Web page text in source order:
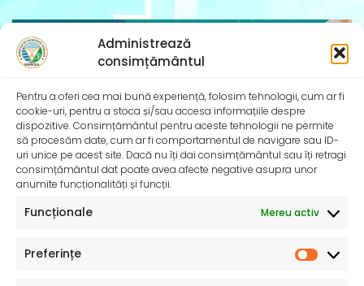
Administrează
consimțământul
Pentru a oferi cea mai bună experiență, folosim tehnologii, cum ar fi
cookie-uri, pentru a stoca și/sau accesa informațiile despre
dispozitive. Consimțământul pentru aceste tehnologii ne permite
să procesăm date, cum ar fi comportamentul de navigare sau ID-
uri unice pe acest site. Dacă nu îți dai consimțământul sau îți retragi
consimțământul dat poate avea afecte negative asupra unor
anumite funcționalități și funcții.
Funcționale Mereu activ
Preferințe
Consumul de sare iodată – O măsură importantă
pentru sănătatea publică – 24 Mai 2025
de Sănătate Publică, reamintește populației importanța